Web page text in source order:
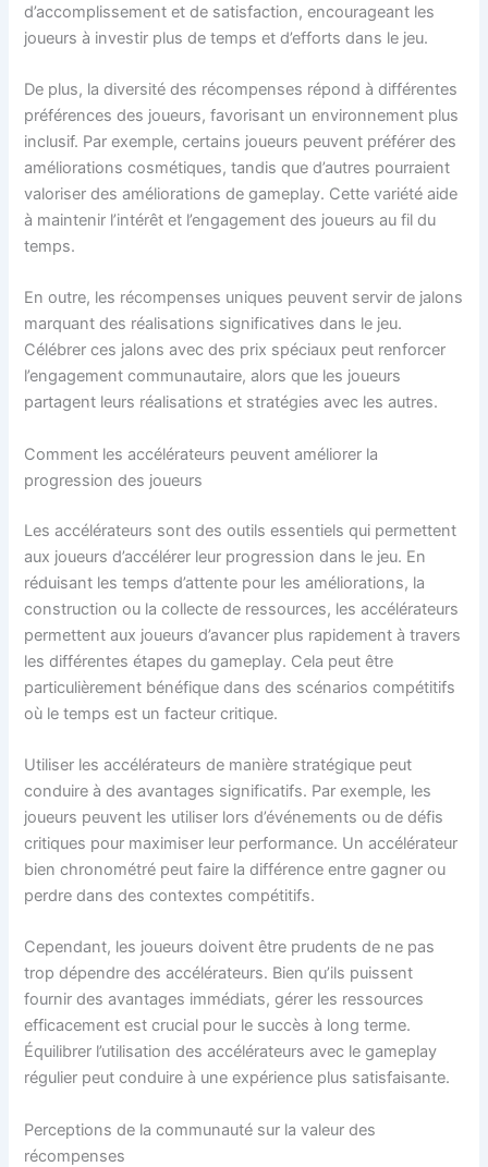
d’accomplissement et de satisfaction, encourageant les
joueurs à investir plus de temps et d’efforts dans le jeu.
De plus, la diversité des récompenses répond à différentes
préférences des joueurs, favorisant un environnement plus
inclusif. Par exemple, certains joueurs peuvent préférer des
améliorations cosmétiques, tandis que d’autres pourraient
valoriser des améliorations de gameplay. Cette variété aide
à maintenir l’intérêt et l’engagement des joueurs au fil du
temps.
En outre, les récompenses uniques peuvent servir de jalons
marquant des réalisations significatives dans le jeu.
Célébrer ces jalons avec des prix spéciaux peut renforcer
l’engagement communautaire, alors que les joueurs
partagent leurs réalisations et stratégies avec les autres.
Comment les accélérateurs peuvent améliorer la
progression des joueurs
Les accélérateurs sont des outils essentiels qui permettent
aux joueurs d’accélérer leur progression dans le jeu. En
réduisant les temps d’attente pour les améliorations, la
construction ou la collecte de ressources, les accélérateurs
permettent aux joueurs d’avancer plus rapidement à travers
les différentes étapes du gameplay. Cela peut être
particulièrement bénéfique dans des scénarios compétitifs
où le temps est un facteur critique.
Utiliser les accélérateurs de manière stratégique peut
conduire à des avantages significatifs. Par exemple, les
joueurs peuvent les utiliser lors d’événements ou de défis
critiques pour maximiser leur performance. Un accélérateur
bien chronométré peut faire la différence entre gagner ou
perdre dans des contextes compétitifs.
Cependant, les joueurs doivent être prudents de ne pas
trop dépendre des accélérateurs. Bien qu’ils puissent
fournir des avantages immédiats, gérer les ressources
efficacement est crucial pour le succès à long terme.
Équilibrer l’utilisation des accélérateurs avec le gameplay
régulier peut conduire à une expérience plus satisfaisante.
Perceptions de la communauté sur la valeur des
récompenses